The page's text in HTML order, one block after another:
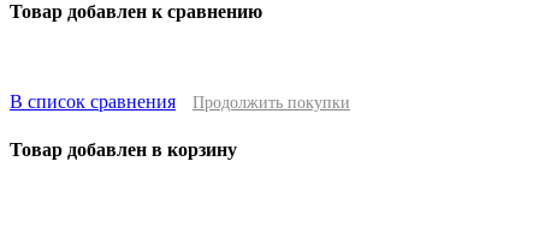
Товар добавлен к сравнению
В список сравнения Продолжить покупки
Товар добавлен в корзину